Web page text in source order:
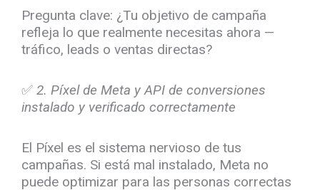
Pregunta clave: ¿Tu objetivo de campaña
refleja lo que realmente necesitas ahora —
tráfico, leads o ventas directas?
✅ 2. Píxel de Meta y API de conversiones
instalado y verificado correctamente
El Píxel es el sistema nervioso de tus
campañas. Si está mal instalado, Meta no
puede optimizar para las personas correctas